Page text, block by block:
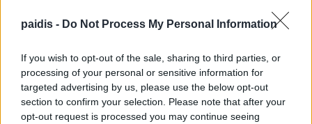
paidis - Do Not Process My Personal Information
If you wish to opt-out of the sale, sharing to third parties, or
processing of your personal or sensitive information for
targeted advertising by us, please use the below opt-out
section to confirm your selection. Please note that after your
opt-out request is processed you may continue seeing
εντάξει σε ΚΟΕ τα βιολογικά μήλα
08/08/2026 , 19:16
Ξεκίνησε ο φωτογραφικός διαγωνισμός